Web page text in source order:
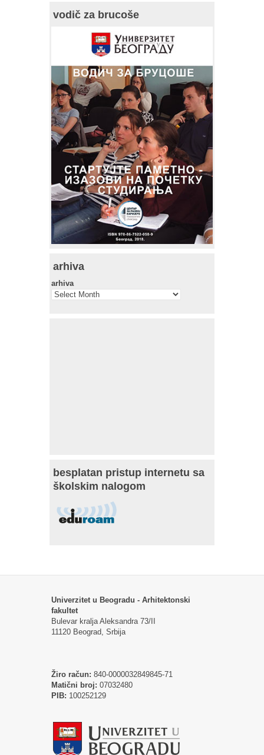
vodič za brucoše
arhiva
arhiva
besplatan pristup internetu sa
školskim nalogom
Univerzitet u Beogradu - Arhitektonski
fakultet
Bulevar kralja Aleksandra 73/II
11120 Beograd, Srbija
Žiro račun: 840-0000032849845-71
Matični broj: 07032480
PIB: 100252129